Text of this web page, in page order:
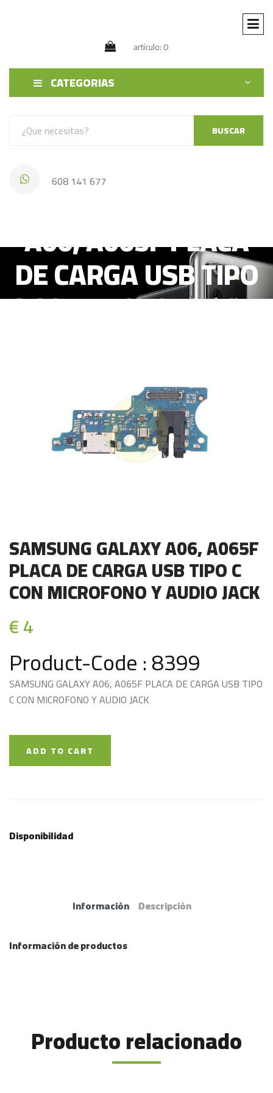
artículo: 0
CATEGORIAS
BUSCAR
608 141 677
A06, A065F PLACA
DE CARGA USB TIPO
C CON MICROFONO Y
SAMSUNG GALAXY A06, A065F
PLACA DE CARGA USB TIPO C
CON MICROFONO Y AUDIO JACK
€ 4
Product-Code : 8399
SAMSUNG GALAXY A06, A065F PLACA DE CARGA USB TIPO
C CON MICROFONO Y AUDIO JACK
ADD TO CART
Disponibilidad
Información Descripción
Información de productos
Producto relacionado